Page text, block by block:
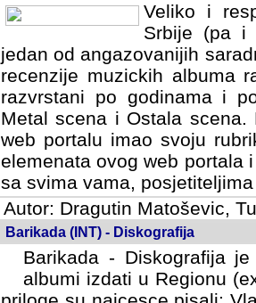
Veliko i
Srbije (pa i
jedan od angazovanijih
recenzije muzickih albuma
razvrstani po godinama i po
scena i Ostala scena.
portalu imao svoju
elemenata ovog web portala
sa svima vama,
Autor: Dragutin Matoševic,
Barikada (INT) - Diskografija
Barikada - Diskografija
albumi izdati u Regionu